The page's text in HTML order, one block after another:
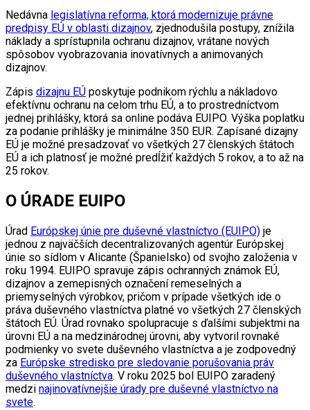
Nedávna legislatívna reforma, ktorá modernizuje právne
predpisy EÚ v oblasti dizajnov, zjednodušila postupy, znížila
náklady a sprístupnila ochranu dizajnov, vrátane nových
spôsobov vyobrazovania inovatívnych a animovaných
dizajnov.
Zápis dizajnu EÚ poskytuje podnikom rýchlu a nákladovo
efektívnu ochranu na celom trhu EÚ, a to prostredníctvom
jednej prihlášky, ktorá sa online podáva EUIPO. Výška poplatku
za podanie prihlášky je minimálne 350 EUR. Zapísané dizajny
EÚ je možné presadzovať vo všetkých 27 členských štátoch
EÚ a ich platnosť je možné predĺžiť každých 5 rokov, a to až na
25 rokov.
O ÚRADE EUIPO
Úrad Európskej únie pre duševné vlastníctvo (EUIPO) je
jednou z najväčších decentralizovaných agentúr Európskej
únie so sídlom v Alicante (Španielsko) od svojho založenia v
roku 1994. EUIPO spravuje zápis ochranných známok EÚ,
dizajnov a zemepisných označení remeselných a
priemyselných výrobkov, pričom v prípade všetkých ide o
práva duševného vlastníctva platné vo všetkých 27 členských
štátoch EÚ. Úrad rovnako spolupracuje s ďalšími subjektmi na
úrovni EÚ a na medzinárodnej úrovni, aby vytvoril rovnaké
podmienky vo svete duševného vlastníctva a je zodpovedný
za Európske stredisko pre sledovanie porušovania práv
duševného vlastníctva. V roku 2025 bol EUIPO zaradený
medzi najinovatívnejšie úrady pre duševné vlastníctvo na
svete.